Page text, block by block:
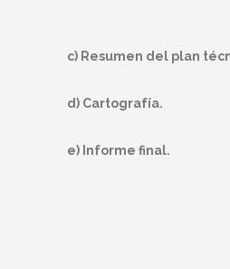
c) Resumen del plan
d) Cartografía.
e) Informe final.